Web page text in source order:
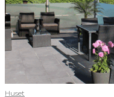
Huset